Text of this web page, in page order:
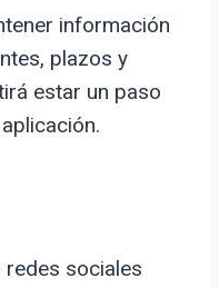
información
plazos y
estar un paso
redes sociales